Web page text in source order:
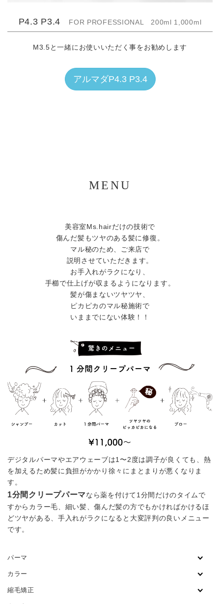
P4.3 P3.4 FOR PROFESSIONAL 200ml 1,000ml
M3.5と一緒にお使いいただく事をお勧めします
アルマダP4.3 P3.4
MENU
美容室Ms.hairだけの技術で
傷んだ髪もツヤのある髪に修復。
マル秘のため、ご来店で
説明させていただきます。
お手入れがラクになり、
手櫛で仕上げが収まるようになります。
髪が傷まないツヤツヤ、
ピカピカのマル秘施術で
いままでにない体験！！
デジタルパーマやエアウェーブは1〜2度は調子が良くても、熱
を加えるため髪に負担がかかり徐々にまとまりが悪くなりま
す。
1分間クリープパーマなら薬を付けて1分間だけのタイムで
すからカラー毛、細い髪、傷んだ髪の方でもかければかけるほ
どツヤがある、手入れがラクになると大変評判の良いメニュー
です。
パーマ
カラー
縮毛矯正